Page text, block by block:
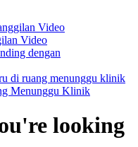
Video
Video
dengan
di ruang menunggu klinik
Menunggu Klinik
looking